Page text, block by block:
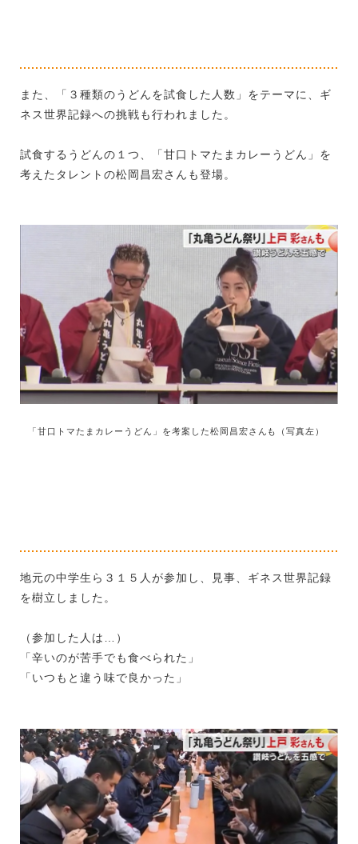
また、「３種類のうどんを試食した人数」をテーマに、ギ
ネス世界記録への挑戦も行われました。
試食するうどんの１つ、「甘口トマたまカレーうどん」を
考えたタレントの松岡昌宏さんも登場。
「甘口トマたまカレーうどん」を考案した松岡昌宏さんも（写真左）
地元の中学生ら３１５人が参加し、見事、ギネス世界記録
を樹立しました。
（参加した人は…）
「辛いのが苦手でも食べられた」
「いつもと違う味で良かった」